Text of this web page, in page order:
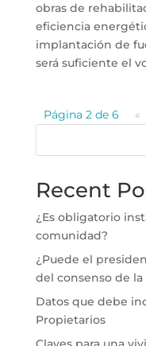
obras de
eficiencia
implantación de
será suficiente el
Página 2 de 6 «
Recent
¿Es obligatorio
comunidad?
¿Puede el
del consenso de
Datos que debe
Propietarios